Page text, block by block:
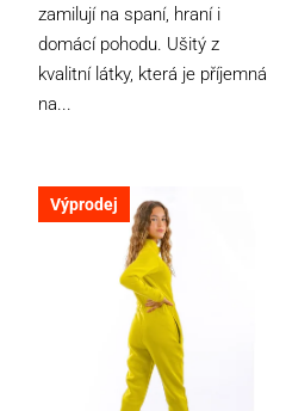
zamilují na spaní, hraní i
domácí pohodu. Ušitý z
kvalitní látky, která je příjemná
na...
Výprodej